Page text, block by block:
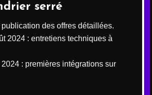
serré
des offres détaillées.
2024 : entretiens techniques à
: premières intégrations sur